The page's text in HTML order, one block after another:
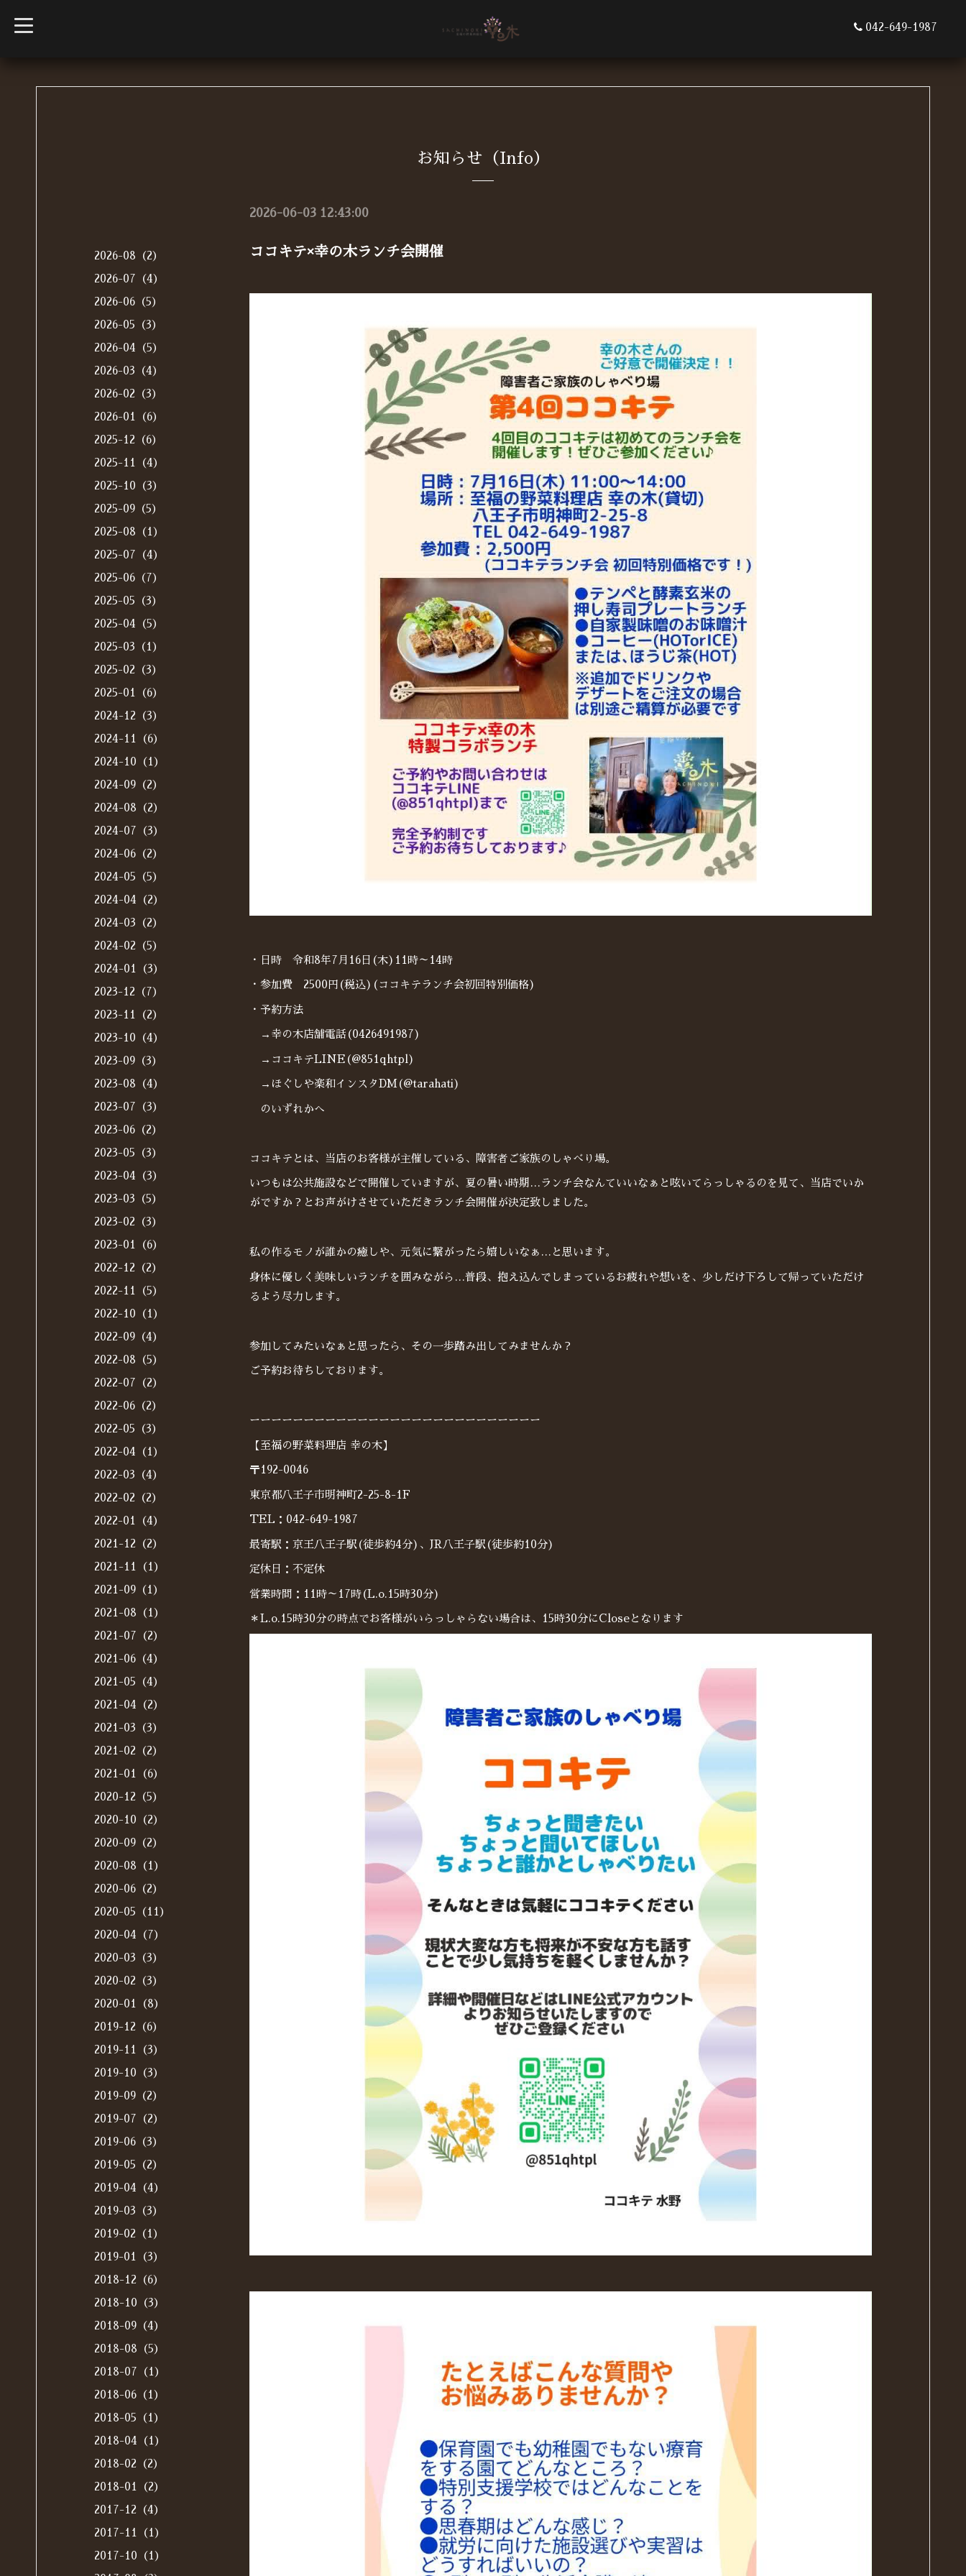
t
o
042-649-1987
お知らせ（Info）
2026-06-03 12:43:00
ココキテ×幸の木ランチ会開催
・日時 令和8年7月16日(木)11時～14時
・参加費 2500円(税込)(ココキテランチ会初回特別価格)
・予約方法
→幸の木店舗電話(0426491987)
→ココキテLINE(@851qhtpl)
→ほぐしや楽和インスタDM(@tarahati)
のいずれかへ
ココキテとは、当店のお客様が主催している、障害者ご家族のしゃべり場。
いつもは公共施設などで開催していますが、夏の暑い時期…ランチ会なんていいなぁと呟いてらっしゃるのを見て、当店でいか
がですか？とお声がけさせていただきランチ会開催が決定致しました。
私の作るモノが誰かの癒しや、元気に繋がったら嬉しいなぁ…と思います。
身体に優しく美味しいランチを囲みながら…普段、抱え込んでしまっているお疲れや想いを、少しだけ下ろして帰っていただけ
るよう尽力します。
参加してみたいなぁと思ったら、その一歩踏み出してみませんか？
ご予約お待ちしております。
ーーーーーーーーーーーーーーーーーーーーーーーーーーー
【至福の野菜料理店 幸の木】
〒192-0046
東京都八王子市明神町2-25-8-1F
TEL：042-649-1987
最寄駅：京王八王子駅(徒歩約4分)、JR八王子駅(徒歩約10分)
定休日：不定休
営業時間：11時～17時(L.o.15時30分)
＊L.o.15時30分の時点でお客様がいらっしゃらない場合は、15時30分にCloseとなります
2026-08（2）
2026-07（4）
2026-06（5）
2026-05（3）
2026-04（5）
2026-03（4）
2026-02（3）
2026-01（6）
2025-12（6）
2025-11（4）
2025-10（3）
2025-09（5）
2025-08（1）
2025-07（4）
2025-06（7）
2025-05（3）
2025-04（5）
2025-03（1）
2025-02（3）
2025-01（6）
2024-12（3）
2024-11（6）
2024-10（1）
2024-09（2）
2024-08（2）
2024-07（3）
2024-06（2）
2024-05（5）
2024-04（2）
2024-03（2）
2024-02（5）
2024-01（3）
2023-12（7）
2023-11（2）
2023-10（4）
2023-09（3）
2023-08（4）
2023-07（3）
2023-06（2）
2023-05（3）
2023-04（3）
2023-03（5）
2023-02（3）
2023-01（6）
2022-12（2）
2022-11（5）
2022-10（1）
2022-09（4）
2022-08（5）
2022-07（2）
2022-06（2）
2022-05（3）
2022-04（1）
2022-03（4）
2022-02（2）
2022-01（4）
2021-12（2）
2021-11（1）
2021-09（1）
2021-08（1）
2021-07（2）
2021-06（4）
2021-05（4）
2021-04（2）
2021-03（3）
2021-02（2）
2021-01（6）
2020-12（5）
2020-10（2）
2020-09（2）
2020-08（1）
2020-06（2）
2020-05（11）
2020-04（7）
2020-03（3）
2020-02（3）
2020-01（8）
2019-12（6）
2019-11（3）
2019-10（3）
2019-09（2）
2019-07（2）
2019-06（3）
2019-05（2）
2019-04（4）
2019-03（3）
2019-02（1）
2019-01（3）
2018-12（6）
2018-10（3）
2018-09（4）
2018-08（5）
2018-07（1）
2018-06（1）
2018-05（1）
2018-04（1）
2018-02（2）
2018-01（2）
2017-12（4）
2017-11（1）
2017-10（1）